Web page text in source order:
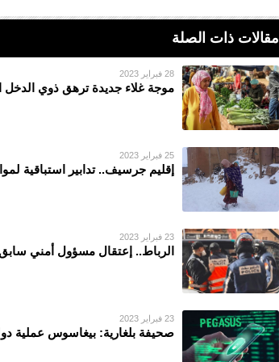
مقالات ذات الصلة
28 فبراير 2023
موجة غلاء جديدة ترهق ذوي
25 فبراير 2023
إقليم جرسيف.. تدابير استباقية
23 فبراير 2023
الرباط.. إعتقال مسؤول أمني
23 فبراير 2023
صحيفة بلغارية: بيغاسوس عملية